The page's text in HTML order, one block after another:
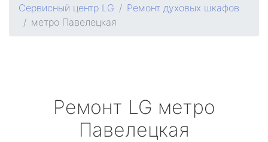
Сервисный центр LG
Ремонт духовых шкафов
метро Павелецкая
Ремонт LG метро
Павелецкая